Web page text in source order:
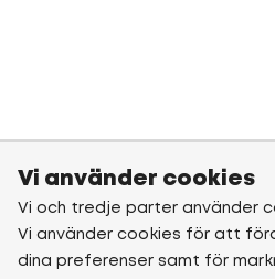
Vi använder cookies
Vi och tredje parter använder
Vi använder cookies för att
dina preferenser samt för